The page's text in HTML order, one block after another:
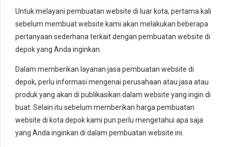
Untuk melayani pembuatan website di luar kota, pertama kali
sebelum membuat website kami akan melakukan beberapa
pertanyaan sederhana terkait dengan pembuatan website di
depok yang Anda inginkan.
Dalam memberikan layanan jasa pembuatan website di
depok, perlu informasi mengenai perusahaan atau jasa atau
produk yang akan di publikasikan dalam website yang ingin di
buat. Selain itu sebelum memberikan harga pembuatan
website di kota depok kami pun perlu mengetahui apa saja
yang Anda inginkan di dalam pembuatan website ini.